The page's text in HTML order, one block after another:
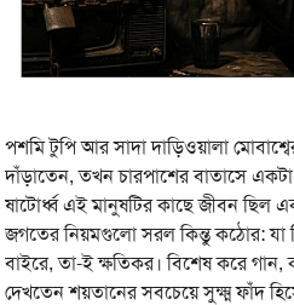
পশমি টুপি আর সাদা দাড়িওয়ালা
দাঁড়াতেন, তখন চারপাশের বাতাসে
ষাটোর্ধ্ব এই মানুষটির কাছে জীবন ছিল
জগতের নিয়মগুলো সরল কিন্তু কঠোর: যা
বাইরে, তা-ই ক্ষতিকর। বিশেষ করে
দেখতেন শয়তানের সবচেয়ে সুক্ষ্ম ফাঁদ